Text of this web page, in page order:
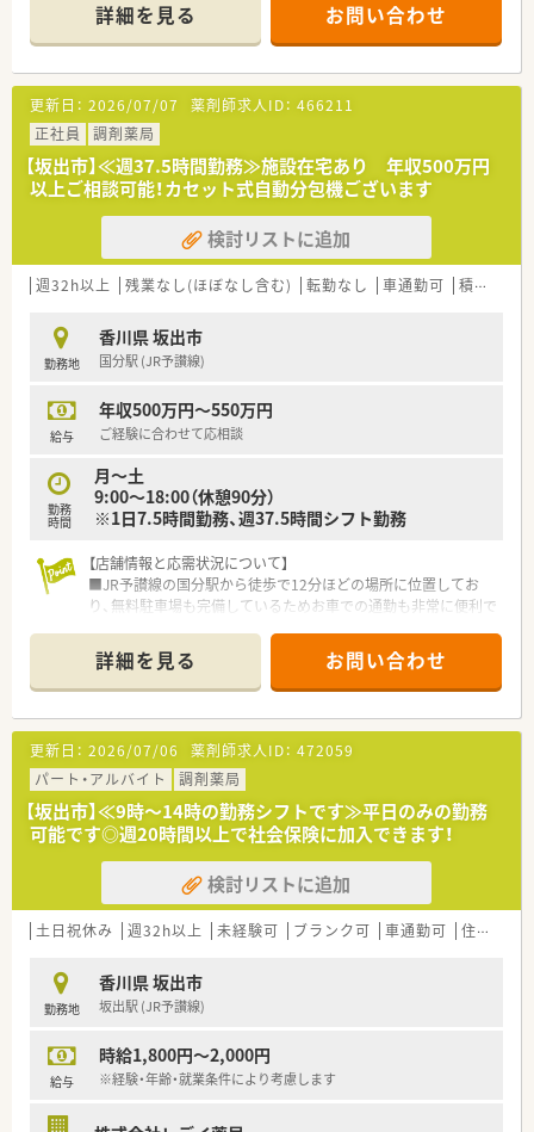
【店舗情報と応需状況について】
■坂出駅から徒歩約13分の好立地に位置しており、水色の大き
な看板が目印となっている非常に視認性の高い明るい店舗で
す。
■門前の総合病院から多岐にわたる科目の処方箋を応需してお
り、1日平均50枚ほどの処方箋を3名の薬剤師で対応していま
す。
■店内はガラス張りで陽の光が差し込む開放的な造りとなって
おり、患者様がゆったりと過ごせる清潔感のある待合室が特徴で
す。
【募集背景と求める人物像について】
■さらなるサービス向上のための増員募集となっており、地域医
す。
■店舗ごとに独立採算制を導入しているため、経営的な視点を持
って数字の管理や効率化に興味がある方を積極的に採用してい
■患者様とのコミュニケーションを大切にし、お悩みに寄り添っ
た丁寧な服薬指導や商品提案ができる方を心よりお待ちしてい
【法人特徴について】
■1990年に日本初の医療モールを誕生させた先駆的な企業であ
ます。
■創業以来45期連続で増収増益を達成しており、自己資本率60
パーセントを誇る無借金経営で抜群の安定性を維持していま
■ヘルシー＆ビューティー事業として自社化粧品やサプリメン
トの開発も行っており、未病や予防の観点からも貢献していま
す。
【求人情報について】
■ご経験や前職の給与を考慮し年収600万円まで相談が可能で、
正社員として安定した環境で長く働きたい方に適した条件で
す。
■昇給率は年4.4パーセントから5.8パーセントと業界内でも高
い水準を実現しており、頑張りが給与に直結する仕組みです。
■全国転勤の可否など個人のライフスタイルに合わせた働き方
の選択が可能で、多様なニーズに応える福利厚生が整っていま
す。
詳細を見る お問い合わせ
更新日： 2026/07/07 薬剤師求人ID： 466211
正社員
調剤薬局
【坂出市】≪週37.5時間勤務≫施設在宅あり 年収500万円
以上ご相談可能！カセット式自動分包機ございます
検討リストに追加
週32h以上 残業なし(ほぼなし含む) 転勤なし 車通勤可 積雪なし
勤務地
香川県 坂出市
国分駅 (JR予讃線)
給与
年収500万円～550万円
ご経験に合わせて応相談
勤務
時間
月～土
9:00～18:00（休憩90分）
※1日7.5時間勤務、週37.5時間シフト勤務
【店舗情報と応需状況について】
■JR予讃線の国分駅から徒歩で12分ほどの場所に位置してお
り、無料駐車場も完備しているためお車での通勤も非常に便利で
■応需科目は精神科や内科、小児科がメインとなっており、1日
あたり約110枚の処方箋を安定して受け付けている状況です。
■現在は正社員3名とパート1名の体制ですが、欠員補充のため
急募しており、常時3名から4名の手厚い体制を維持しています。
【法人特徴について】
■香川県内を中心に地域密着型の店舗展開を行っており、複数の
グループ会社を持つため経営基盤が非常に安定している法人で
す。
■調剤薬局事業のほかにも福祉や教育に関する事業を幅広く展
開しており、多角的な視点から地域を支える役割を担っていま
■スポーツファーマシストなどの各種資格取得を積極的に支援
しており、薬剤師としての専門性を高めるための環境が整ってい
【求人情報について】
■正社員としての募集で想定年収は500万円から550万円となっ
す。
■昇給は年1回、賞与は前年度実績で計3ヶ月分の支給があるな
す。
詳細を見る お問い合わせ
更新日： 2026/07/06 薬剤師求人ID： 472059
パート・アルバイト
調剤薬局
【坂出市】≪9時～14時の勤務シフトです≫平日のみの勤務
可能です◎週20時間以上で社会保険に加入できます！
検討リストに追加
土日祝休み 週32h以上 未経験可 ブランク可 車通勤可 住宅補助(手当)あり
勤務地
香川県 坂出市
坂出駅 (JR予讃線)
給与
時給1,800円～2,000円
※経験・年齢・就業条件により考慮します